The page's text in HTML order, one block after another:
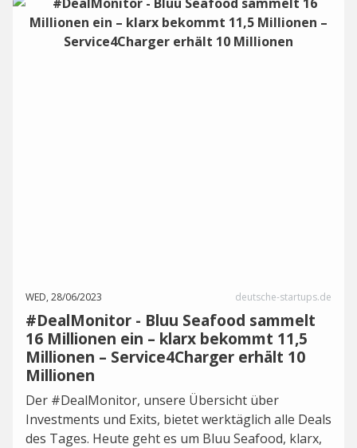
WED, 28/06/2023 deutsche-startups.de
#DealMonitor - Bluu Seafood sammelt
16 Millionen ein – klarx bekommt 11,5
Millionen – Service4Charger erhält 10
Millionen
Der #DealMonitor, unsere Übersicht über
Investments und Exits, bietet werktäglich alle Deals
des Tages. Heute geht es um Bluu Seafood, klarx,